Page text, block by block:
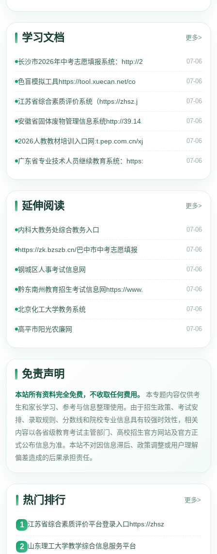
学习文档 更多>
长沙市2026年中考志愿填报系统：http://2 07-06
色盲模拟工具https://tool.xuecan.net/co 07-06
江苏省综合素质评价系统（https://zhsz.j 07-06
安徽省固体废物管理信息系统http://39.14 07-06
2026人教教材培训入口网:t.pep.com.cn/xj 07-06
广东省专业技术人员继续教育系统：https: 07-06
延伸阅读 更多>
内科大教务处综合教务入口 07-06
https://zk.bzszb.cn/巴中市中考志愿填报 07-06
钢城区人事考试信息网 07-06
黔东南州教育招生考试信息网https://www. 07-06
北京化工大学教务系统 07-06
高平市阳光农廉网 07-06
免责声明
本站所有资料完全免费，不收取任何费用。
本专题内容仅供考
生和家长学习、参考与信息整理使用。由于招生政策、考试安
排、录取规则、分数线和院校专业信息具有较强时效性，相关
内容以各省级教育考试主管部门、高校招生官方网站及官方正
式公布信息为准。本站不对因信息滞后、政策调整或用户理解
偏差造成的后果承担责任。
热门排行 更多>
1 江苏省综合素质评价平台登录入口https://zhsz
2 山东理工大学教学综合信息服务平台